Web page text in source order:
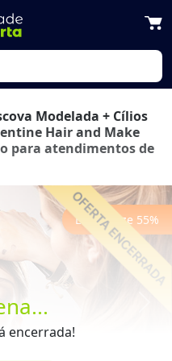
encerrada!
Modelada + Cílios
Hair and Make
para atendimentos de
Economize 55%